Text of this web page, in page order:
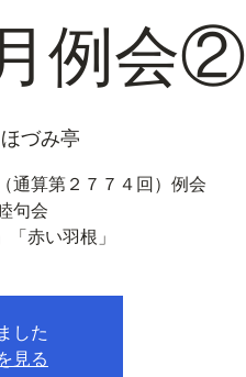
例会②
ほづみ亭
通算第２７７４回）例会
句会
赤い羽根」
した
見る